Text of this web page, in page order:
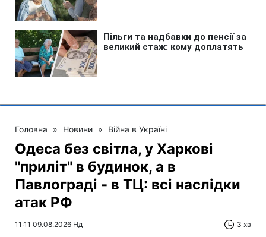
Головна » Новини » Війна в Україні
Одеса без світла, у Харкові
"приліт" в будинок, а в
Павлограді - в ТЦ: всі наслідки
атак РФ
11:11 09.08.2026 Нд 3 хв